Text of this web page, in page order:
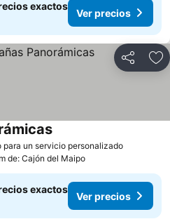
exactos
Ver precios
Compartir
para un servicio personalizado
de: Cajón del Maipo
exactos
Ver precios